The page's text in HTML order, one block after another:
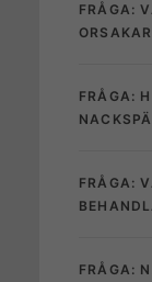
FRÅGA:
FRÅGA:
FRÅGA:
FRÅGA: